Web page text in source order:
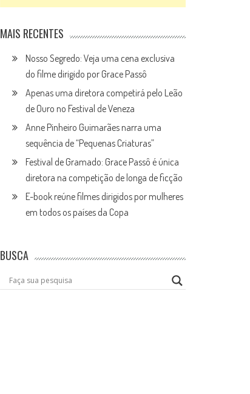
MAIS RECENTES
Nosso Segredo: Veja uma cena exclusiva
do filme dirigido por Grace Passô
Apenas uma diretora competirá pelo Leão
de Ouro no Festival de Veneza
Anne Pinheiro Guimarães narra uma
sequência de “Pequenas Criaturas”
Festival de Gramado: Grace Passô é única
diretora na competição de longa de ficção
E-book reúne filmes dirigidos por mulheres
em todos os países da Copa
BUSCA